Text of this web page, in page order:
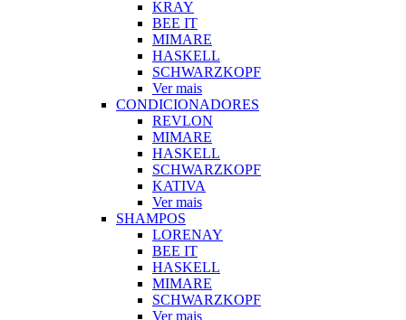
KRAY
BEE IT
MIMARE
HASKELL
SCHWARZKOPF
Ver mais
CONDICIONADORES
REVLON
MIMARE
HASKELL
SCHWARZKOPF
KATIVA
Ver mais
SHAMPOS
LORENAY
BEE IT
HASKELL
MIMARE
SCHWARZKOPF
Ver mais